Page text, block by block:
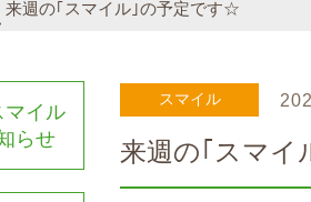
来週の｢スマイル｣の予定です☆
スマイル
来週の｢スマ
マイル
らせ